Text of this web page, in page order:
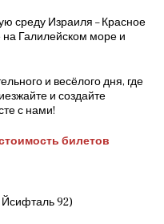
среду Израиля – Красное
Галилейском море и
и весёлого дня, где
и создайте
с нами!
билетов
Йсифталь 92)